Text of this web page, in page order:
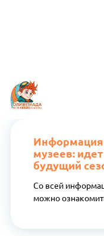
Информация
музеев:
будущий
Со всей
можно